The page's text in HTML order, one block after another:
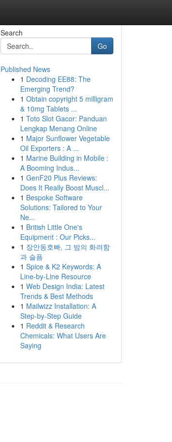
Search
Go
Published News
1 Decoding EE88: The
Emerging Trend?
1 Obtain copyright 5 milligram
& 10mg Tablets ...
1 Toto Slot Gacor: Panduan
Lengkap Menang Online
1 Major Sunflower Vegetable
Oil Exporters : A ...
1 Marine Building in Mobile :
A Booming Indus...
1 GenF20 Plus Reviews:
Does It Really Boost Muscl...
1 Bespoke Software
Solutions: Tailored to Your
Ne...
1 British Little One's
Equipment : Our Picks...
1 장안동호빠, 그 밤의 화려함
과 슬픔
1 Spice & K2 Keywords: A
Line-by-Line Resource
1 Web Design India: Latest
Trends & Best Methods
1 Mailwizz Installation: A
Step-by-Step Guide
1 Reddit & Research
Chemicals: What Users Are
Saying